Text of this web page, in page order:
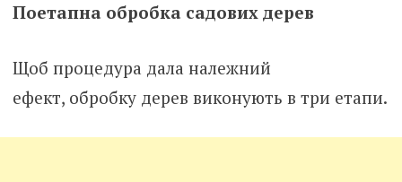
Поетапна обробка садових дерев
Щоб процедура дала належний
ефект, обробку дерев виконують в три етапи.